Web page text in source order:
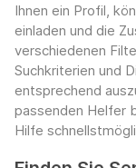
Ihnen ein Profil,
einladen und die
verschiedenen
Suchkriterien und
entsprechend
passenden Helfer
Hilfe